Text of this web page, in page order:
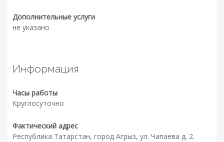
Дополнительные услуги
не указано.
Информация
Часы работы
Круглосуточно
Фактический адрес
Республика Татарстан, город Агрыз, ул. Чапаева д. 2.